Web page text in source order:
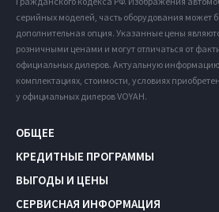
серийных моделей, часть оборудования может
дополнительная опция. Указанные цены
розничными ценами и могут отличаться от
официальных дилеров. Актуальную
комплектациях, стоимости, условиях
у официальных дилеров VOYAH.
ОБЩЕЕ
КРЕДИТНЫЕ ПРОГРАММЫ
ВЫГОДЫ И ЦЕНЫ
СЕРВИСНАЯ ИНФОРМАЦИЯ